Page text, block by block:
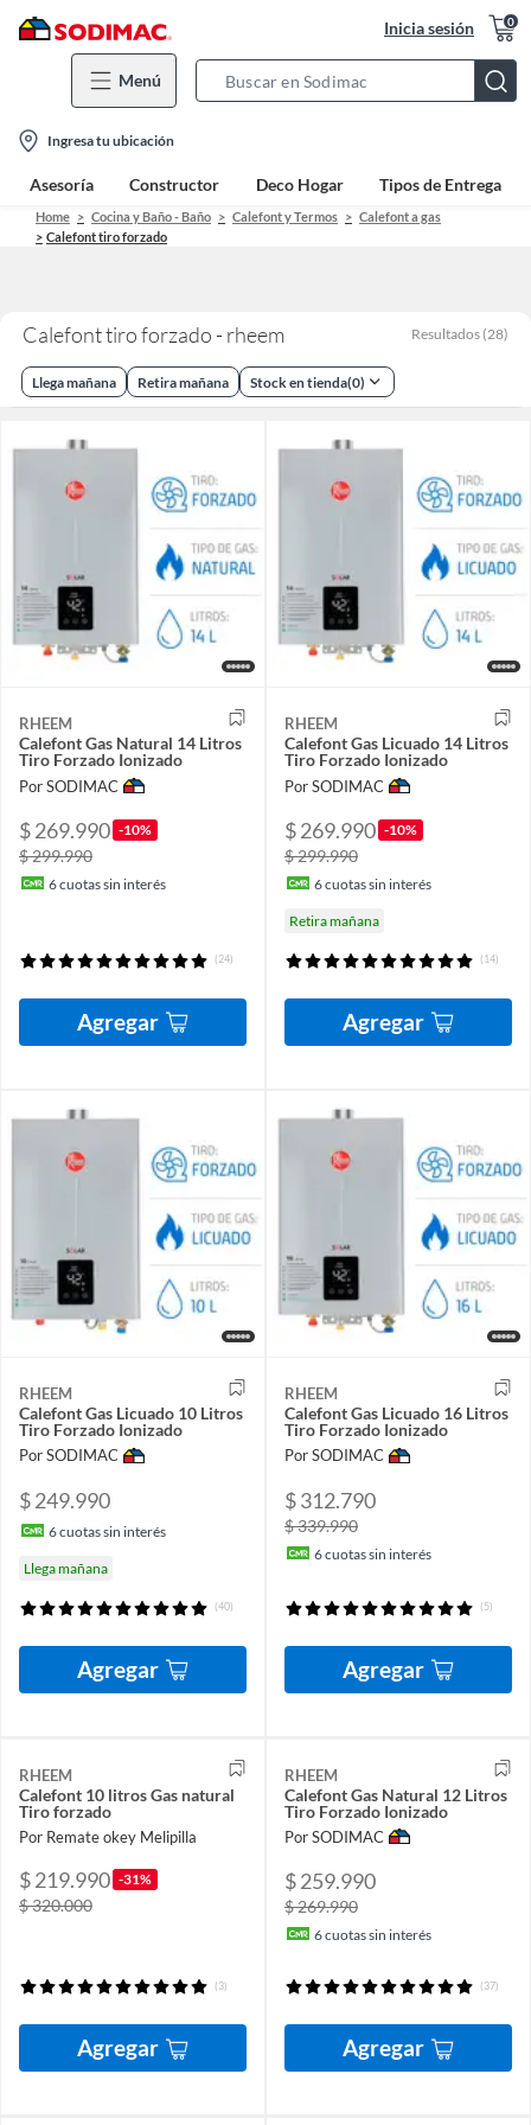
Inicia sesión 0
Menú
Bar
location-
icon
Ingresa tu ubicación
Asesoría Constructor Deco Hogar Tipos de Entrega
Home Cocina y Baño - Baño Calefont y Termos
Calefont a gas
Calefont tiro forzado
Calefont tiro forzado - rheem Resultados (28)
Llega mañana Retira mañana Stock en tienda(0)
RHEEM
Calefont Gas Natural 14 Litros
Tiro Forzado Ionizado
Por SODIMAC
$ 269.990 -10%
$ 299.990
6cuotas sin interés
(24)
Agregar
RHEEM
Calefont Gas Licuado 14 Litros
Tiro Forzado Ionizado
Por SODIMAC
$ 269.990 -10%
$ 299.990
6cuotas sin interés
Retira mañana
(14)
Agregar
RHEEM
Calefont Gas Licuado 10 Litros
Tiro Forzado Ionizado
Por SODIMAC
$ 249.990
6cuotas sin interés
Llega mañana
(40)
Agregar
RHEEM
Calefont Gas Licuado 16 Litros
Tiro Forzado Ionizado
Por SODIMAC
$ 312.790
$ 339.990
6cuotas sin interés
(5)
Agregar
RHEEM
Calefont 10 litros Gas natural
Tiro forzado
Por Remate okey Melipilla
$ 219.990 -31%
$ 320.000
(3)
Agregar
RHEEM
Calefont Gas Natural 12 Litros
Tiro Forzado Ionizado
Por SODIMAC
$ 259.990
$ 269.990
6cuotas sin interés
(37)
Agregar